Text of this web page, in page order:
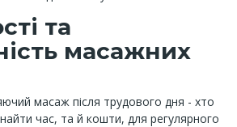
та
масажних
масаж після трудового дня - хто
час, та й кошти, для регулярного